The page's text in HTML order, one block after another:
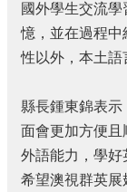
等
專
區
費
者
保
護
專
國外學生交流
憶，並在過程
性以外，本土語
縣長鍾東錦表
面會更加方便且
外語能力，學好
希望澳視群英